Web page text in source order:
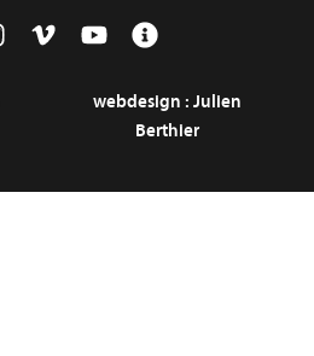
webdesign : Julien
Berthier